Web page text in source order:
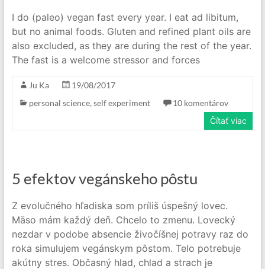
I do (paleo) vegan fast every year. I eat ad libitum,
but no animal foods. Gluten and refined plant oils are
also excluded, as they are during the rest of the year.
The fast is a welcome stressor and forces
Ju Ka
19/08/2017
personal science, self experiment
10 komentárov
Čítať viac
5 efektov vegánskeho pôstu
Z evolučného hľadiska som príliš úspešný lovec.
Mäso mám každý deň. Chcelo to zmenu. Lovecký
nezdar v podobe absencie živočíšnej potravy raz do
roka simulujem vegánskym pôstom. Telo potrebuje
akútny stres. Občasný hlad, chlad a strach je